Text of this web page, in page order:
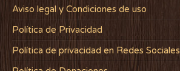
Aviso legal y Condiciones de uso
Política de Privacidad
Política de privacidad en Redes Sociales